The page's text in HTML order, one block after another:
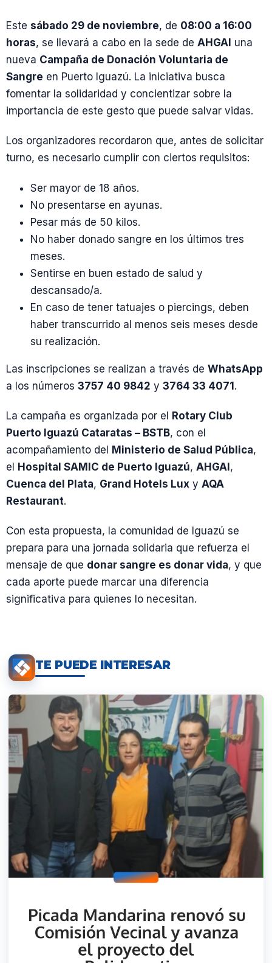
Este sábado 29 de noviembre, de 08:00 a 16:00
horas, se llevará a cabo en la sede de AHGAI una
nueva Campaña de Donación Voluntaria de
Sangre en Puerto Iguazú. La iniciativa busca
fomentar la solidaridad y concientizar sobre la
importancia de este gesto que puede salvar vidas.
Los organizadores recordaron que, antes de solicitar
turno, es necesario cumplir con ciertos requisitos:
Ser mayor de 18 años.
No presentarse en ayunas.
Pesar más de 50 kilos.
No haber donado sangre en los últimos tres
meses.
Sentirse en buen estado de salud y
descansado/a.
En caso de tener tatuajes o piercings, deben
haber transcurrido al menos seis meses desde
su realización.
Las inscripciones se realizan a través de WhatsApp
a los números 3757 40 9842 y 3764 33 4071.
La campaña es organizada por el Rotary Club
Puerto Iguazú Cataratas – BSTB, con el
acompañamiento del Ministerio de Salud Pública,
el Hospital SAMIC de Puerto Iguazú, AHGAI,
Cuenca del Plata, Grand Hotels Lux y AQA
Restaurant.
Con esta propuesta, la comunidad de Iguazú se
prepara para una jornada solidaria que refuerza el
mensaje de que donar sangre es donar vida, y que
cada aporte puede marcar una diferencia
significativa para quienes lo necesitan.
TE PUEDE INTERESAR